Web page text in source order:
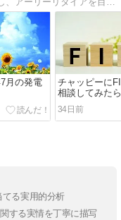
月の発電
チャッピーに
相談してみた
よ。。。
34日前
る実用的分析
する実情を丁寧に描写